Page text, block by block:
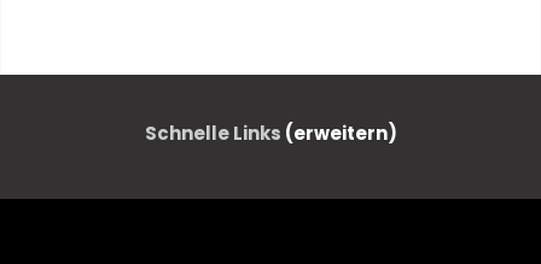
METALL SILBER
SCHMELZEND SCHICK
Schnelle Links (erweitern)